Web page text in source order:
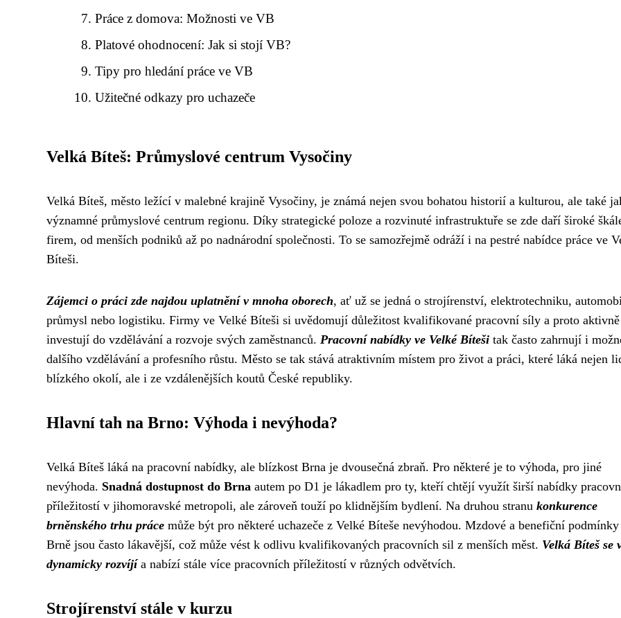
Práce z domova: Možnosti ve VB
Platové ohodnocení: Jak si stojí VB?
Tipy pro hledání práce ve VB
Užitečné odkazy pro uchazeče
Velká Bíteš: Průmyslové centrum Vysočiny
Velká Bíteš, město ležící v malebné krajině Vysočiny, je známá nejen svou bohatou historií a kulturou, ale také
významné průmyslové centrum regionu. Díky strategické poloze a rozvinuté infrastruktuře se zde daří široké
firem, od menších podniků až po nadnárodní společnosti. To se samozřejmě odráží i na pestré nabídce práce ve
Bíteši.
Zájemci o práci zde najdou uplatnění v mnoha oborech, ať už se jedná o strojírenství, elektrotechniku,
průmysl nebo logistiku. Firmy ve Velké Bíteši si uvědomují důležitost kvalifikované pracovní síly a proto aktivně
investují do vzdělávání a rozvoje svých zaměstnanců. Pracovní nabídky ve Velké Bíteši tak často zahrnují i
dalšího vzdělávání a profesního růstu. Město se tak stává atraktivním místem pro život a práci, které láká nejen
blízkého okolí, ale i ze vzdálenějších koutů České republiky.
Hlavní tah na Brno: Výhoda i nevýhoda?
Velká Bíteš láká na pracovní nabídky, ale blízkost Brna je dvousečná zbraň. Pro některé je to výhoda, pro jiné
nevýhoda. Snadná dostupnost do Brna autem po D1 je lákadlem pro ty, kteří chtějí využít širší nabídky
příležitostí v jihomoravské metropoli, ale zároveň touží po klidnějším bydlení. Na druhou stranu konkurence
brněnského trhu práce může být pro některé uchazeče z Velké Bíteše nevýhodou. Mzdové a benefiční
Brně jsou často lákavější, což může vést k odlivu kvalifikovaných pracovních sil z menších měst. Velká Bíteš se
dynamicky rozvíjía nabízí stále více pracovních příležitostí v různých odvětvích.
Strojírenství stále v kurzu